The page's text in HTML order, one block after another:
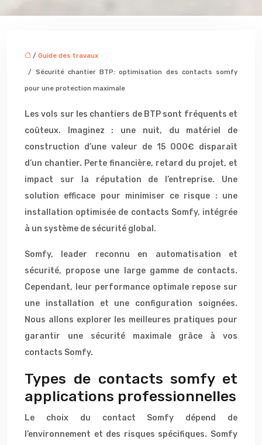
/ Guide des travaux
/ Sécurité chantier BTP: optimisation des contacts somfy
pour une protection maximale
Les vols sur les chantiers de BTP sont fréquents et
coûteux. Imaginez : une nuit, du matériel de
construction d’une valeur de 15 000€ disparaît
d’un chantier. Perte financière, retard du projet, et
impact sur la réputation de l’entreprise. Une
solution efficace pour minimiser ce risque : une
installation optimisée de contacts Somfy, intégrée
à un système de sécurité global.
Somfy, leader reconnu en automatisation et
sécurité, propose une large gamme de contacts.
Cependant, leur performance optimale repose sur
une installation et une configuration soignées.
Nous allons explorer les meilleures pratiques pour
garantir une sécurité maximale grâce à vos
contacts Somfy.
Types de contacts somfy et
applications professionnelles
Le choix du contact Somfy dépend de
l’environnement et des risques spécifiques. Somfy